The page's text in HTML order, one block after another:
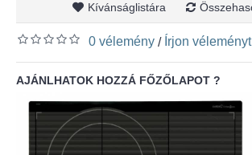
Kívánságlistára
0 vélemény / Írjon
AJÁNLHATOK HOZZÁ FŐZŐLAPOT ?